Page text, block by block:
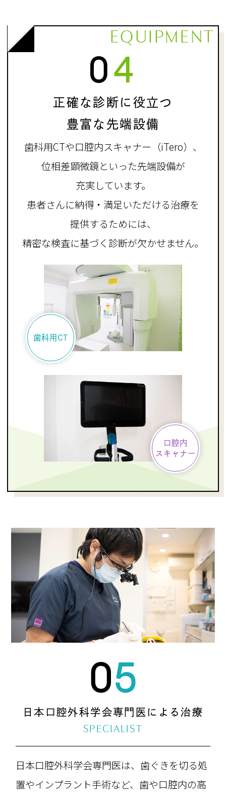
EQUIPMENT
04
正確な診断に役立つ
豊富な先端設備
歯科用CTや口腔内スキャナー（iTero）、
位相差顕微鏡といった先端設備が
充実しています。
患者さんに納得・満足いただける治療を
提供するためには、
精密な検査に基づく診断が欠かせません。
歯科用CT
口腔内
スキャナー
05
日本口腔外科学会専門医 による治療
SPECIALIST
日本口腔外科学会専門医は、歯ぐきを切る処
置やインプラント手術など、歯や口腔内の高